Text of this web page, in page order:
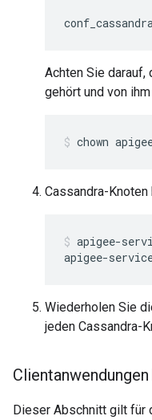
Achten Sie
gehört und von
chown
Cassandra-
apigee-
Wiederholen Sie
jeden Cassandra-
Dieser Abschnitt gilt für